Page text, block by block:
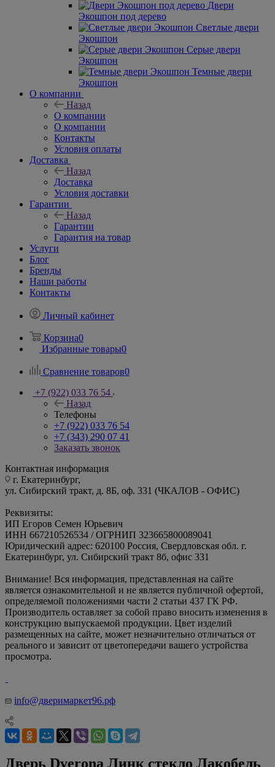
Двери
Экошпон под дерево
Светлые двери
Экошпон
Серые двери
Экошпон
Темные двери
Экошпон
О компании
Назад
О компании
О компании
Контакты
Условия оплаты
Доставка
Назад
Доставка
Условия доставки
Гарантии
Назад
Гарантии
Гарантия на товар
Услуги
Блог
Бренды
Наши работы
Контакты
Личный кабинет
Корзина0
Избранные товары0
Сравнение товаров0
+7 (922) 033 76 54
Назад
Телефоны
+7 (922) 033 76 54
+7 (343) 290 07 41
Заказать звонок
Контактная информация
г. Екатеринбург,
ул. Сибирский тракт, д. 8Б, оф. 331 (ЧКАЛОВ - ОФИС)
Реквизиты:
ИП Егоров Семен Юрьевич
ИНН 667210526534 / ОГРНИП 323665800089041
Юридический адрес: 620100 Россия, Свердловская обл. г.
Екатеринбург, ул. Сибирский тракт 8б, офис 331
Внимание! Вся информация, представленная на сайте
является ознакомительной и не является публичной офертой,
определяемой положениями части 2 статьи 437 ГК РФ.
Производитель оставляет за собой право вносить изменения в
конструкцию выпускаемой продукции. Цвет изделий
размещенных на сайте, может незначительно отличаться от
реального и зависит от цветопередачи вашего устройства
просмотра.
info@дверимаркет96.рф
Дверь Dverona Линк стекло Лакобель